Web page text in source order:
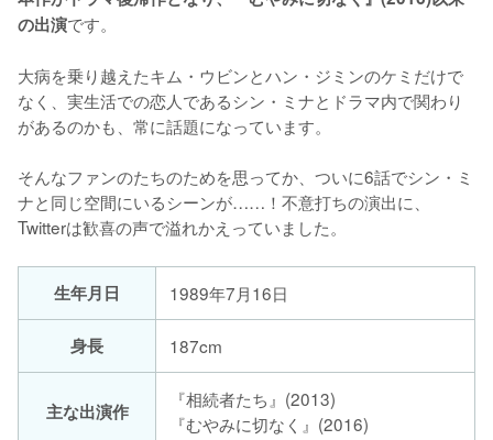
の出演です。
大病を乗り越えたキム・ウビンとハン・ジミンのケミだけで
なく、実生活での恋人であるシン・ミナとドラマ内で関わり
があるのかも、常に話題になっています。
そんなファンのたちのためを思ってか、ついに6話でシン・ミ
ナと同じ空間にいるシーンが……！不意打ちの演出に、
Twitterは歓喜の声で溢れかえっていました。
生年月日 1989年7月16日
身長 187cm
主な出演作
『相続者たち』(2013)
『むやみに切なく』(2016)